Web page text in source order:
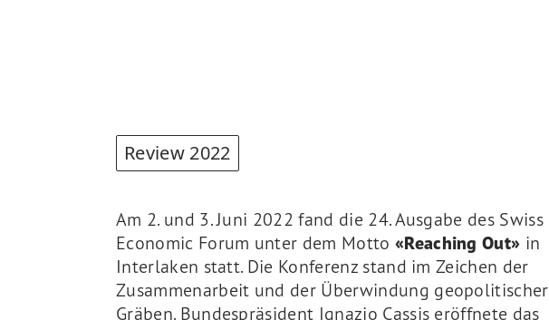
Review 2022
Am 2. und 3. Juni 2022 fand die 24. Ausgabe des Swiss
Economic Forum unter dem Motto «Reaching Out» in
Interlaken statt. Die Konferenz stand im Zeichen der
Zusammenarbeit und der Überwindung geopolitischer
Gräben. Bundespräsident Ignazio Cassis eröffnete das